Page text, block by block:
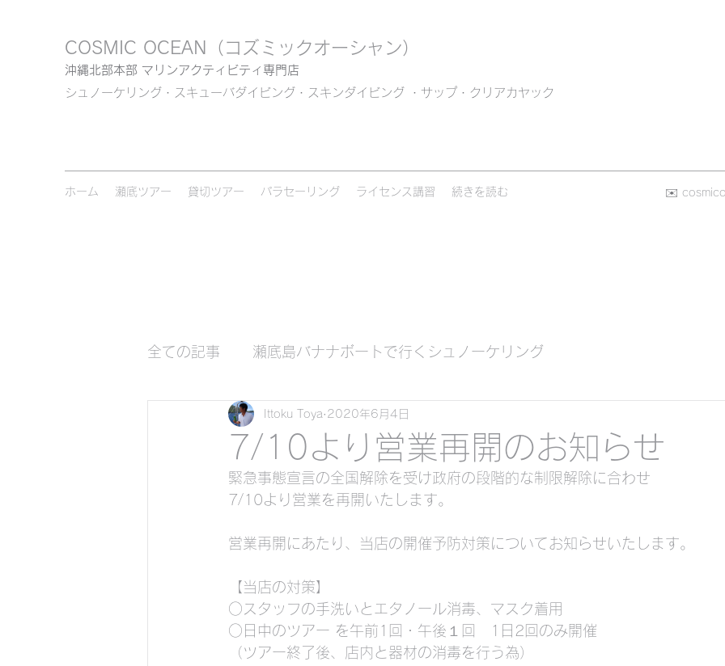
COSMIC OCEAN （コズミックオーシャン）
沖縄北部本部 マリンアクティビティ専門店
シュノーケリング・スキューバダイビング・スキンダイビング ・サップ・クリアカヤック
ホーム 瀬底ツアー 貸切ツアー パラセーリング ライセンス講習 続きを読む ✉️
全ての記事 瀬底島バナナボートで行くシュノーケリング
瀬底島バナナボートで行くスキンダイビング
サップ（スタンドアップパドル ）
貸切クリアーカヤックで行くシュノーケリング&スキンダイビング
貸切サップで行くシュノーケリング&スキンダイビング
7/10より営業再開のお知らせ
Ittoku Toya 2020年6月4日
緊急事態宣言の全国解除を受け政府の段階的な制限解除に合わせ
7/10より営業を再開いたします。
営業再開にあたり、当店の開催予防対策についてお知らせいたします。
【当店の対策】
○スタッフの手洗いとエタノール消毒、マスク着用
○日中のツアー を午前1回・午後１回　1日2回のみ開催
（ツアー終了後、店内と器材の消毒を行う為）